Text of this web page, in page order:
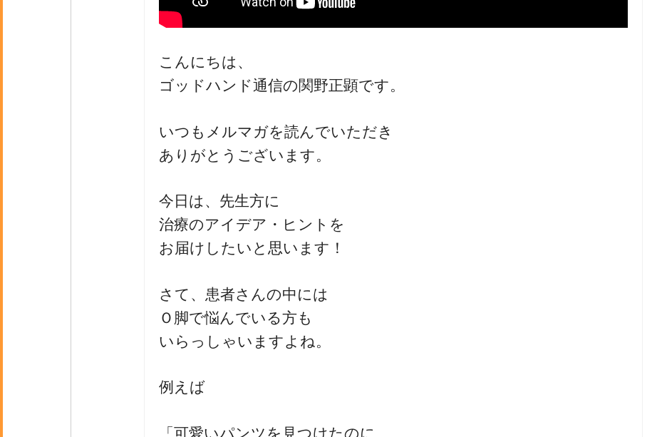
こんにちは、
ゴッドハンド通信の関野正顕です。
いつもメルマガを読んでいただき
ありがとうございます。
今日は、先生方に
治療のアイデア・ヒントを
お届けしたいと思います！
さて、患者さんの中には
Ｏ脚で悩んでいる方も
いらっしゃいますよね。
例えば
「可愛いパンツを見つけたのに